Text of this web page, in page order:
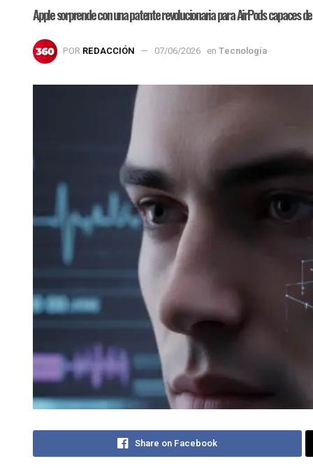
Apple sorprende con una patente revolucionaria para AirPods capaces
POR REDACCIÓN 07/06/2026 en Tecnología
Share on Facebook